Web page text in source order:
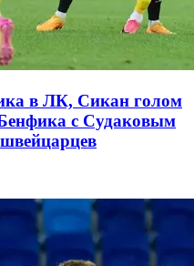
в ЛК, Сикан голом
с Судаковым